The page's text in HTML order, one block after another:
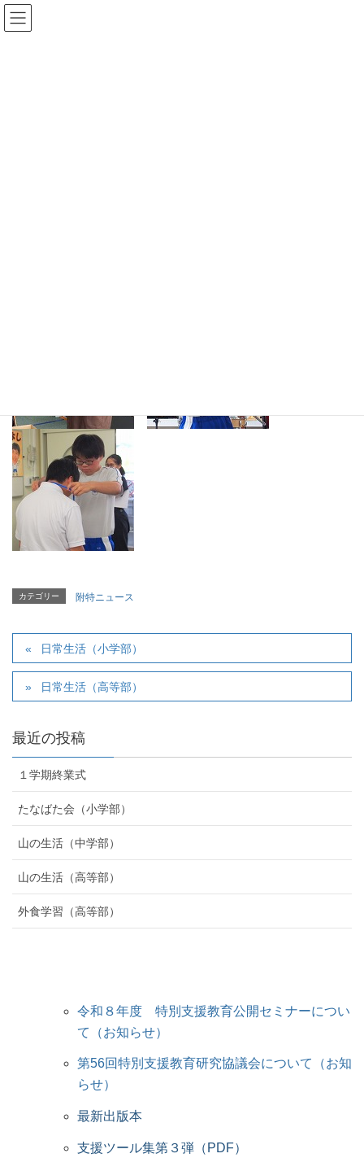
カテゴリー 附特ニュース
日常生活（小学部）
日常生活（高等部）
最近の投稿
１学期終業式
たなばた会（小学部）
山の生活（中学部）
山の生活（高等部）
外食学習（高等部）
令和８年度 特別支援教育公開セミナーについ
て（お知らせ）
第56回特別支援教育研究協議会について（お知
らせ）
最新出版本
支援ツール集第３弾（PDF）